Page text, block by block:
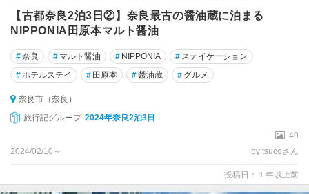
【古都奈良2泊3日②】奈良最古の醤油蔵に泊まる
NIPPONIA田原本マルト醤油
#奈良 # マルト醤油 # NIPPONIA # ステイケーション
# ホテルステイ # 田原本 #醤油蔵 # グルメ
奈良市（奈良）
旅行記グループ 2024年奈良2泊3日
49
2024/02/10～
by tsucoさん
投稿日：１年以上前